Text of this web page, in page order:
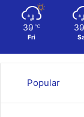
30 ℃
Fri
30
Popular